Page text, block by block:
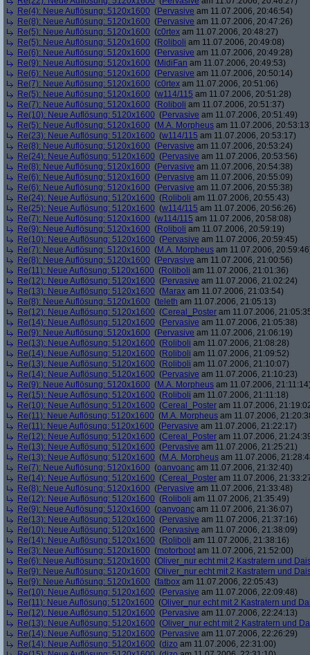
Re(4): Neue Auflösung: 5120x1600 (Pervasive am 11.07.2006, 20:46:54)
Re(8): Neue Auflösung: 5120x1600 (Pervasive am 11.07.2006, 20:47:26)
Re(5): Neue Auflösung: 5120x1600 (c0rtex am 11.07.2006, 20:48:27)
Re(5): Neue Auflösung: 5120x1600 (Roliboli am 11.07.2006, 20:49:08)
Re(6): Neue Auflösung: 5120x1600 (Pervasive am 11.07.2006, 20:49:28)
Re(9): Neue Auflösung: 5120x1600 (MidiFan am 11.07.2006, 20:49:53)
Re(6): Neue Auflösung: 5120x1600 (Pervasive am 11.07.2006, 20:50:14)
Re(7): Neue Auflösung: 5120x1600 (c0rtex am 11.07.2006, 20:51:06)
Re(5): Neue Auflösung: 5120x1600 (w114/115 am 11.07.2006, 20:51:28)
Re(7): Neue Auflösung: 5120x1600 (Roliboli am 11.07.2006, 20:51:37)
Re(10): Neue Auflösung: 5120x1600 (Pervasive am 11.07.2006, 20:51:49)
Re(5): Neue Auflösung: 5120x1600 (M.A. Morpheus am 11.07.2006,
Re(23): Neue Auflösung: 5120x1600 (w114/115 am 11.07.2006, 20:53:17)
Re(8): Neue Auflösung: 5120x1600 (Pervasive am 11.07.2006, 20:53:24)
Re(24): Neue Auflösung: 5120x1600 (Pervasive am 11.07.2006, 20:53:56)
Re(8): Neue Auflösung: 5120x1600 (Pervasive am 11.07.2006, 20:54:38)
Re(6): Neue Auflösung: 5120x1600 (Pervasive am 11.07.2006, 20:55:09)
Re(6): Neue Auflösung: 5120x1600 (Pervasive am 11.07.2006, 20:55:38)
Re(24): Neue Auflösung: 5120x1600 (Roliboli am 11.07.2006, 20:55:43)
Re(25): Neue Auflösung: 5120x1600 (w114/115 am 11.07.2006, 20:56:26)
Re(7): Neue Auflösung: 5120x1600 (w114/115 am 11.07.2006, 20:58:08)
Re(9): Neue Auflösung: 5120x1600 (Roliboli am 11.07.2006, 20:59:19)
Re(10): Neue Auflösung: 5120x1600 (Pervasive am 11.07.2006, 20:59:45)
Re(7): Neue Auflösung: 5120x1600 (M.A. Morpheus am 11.07.2006,
Re(8): Neue Auflösung: 5120x1600 (Pervasive am 11.07.2006, 21:00:56)
Re(11): Neue Auflösung: 5120x1600 (Roliboli am 11.07.2006, 21:01:36)
Re(12): Neue Auflösung: 5120x1600 (Pervasive am 11.07.2006, 21:02:24)
Re(13): Neue Auflösung: 5120x1600 (Marax am 11.07.2006, 21:03:54)
Re(8): Neue Auflösung: 5120x1600 (teleth am 11.07.2006, 21:05:13)
Re(12): Neue Auflösung: 5120x1600 (Cereal_Poster am 11.07.2006,
Re(14): Neue Auflösung: 5120x1600 (Pervasive am 11.07.2006, 21:05:38)
Re(9): Neue Auflösung: 5120x1600 (Pervasive am 11.07.2006, 21:06:19)
Re(13): Neue Auflösung: 5120x1600 (Roliboli am 11.07.2006, 21:08:28)
Re(14): Neue Auflösung: 5120x1600 (Roliboli am 11.07.2006, 21:09:52)
Re(13): Neue Auflösung: 5120x1600 (Roliboli am 11.07.2006, 21:10:07)
Re(14): Neue Auflösung: 5120x1600 (Pervasive am 11.07.2006, 21:10:23)
Re(9): Neue Auflösung: 5120x1600 (M.A. Morpheus am 11.07.2006,
Re(15): Neue Auflösung: 5120x1600 (Roliboli am 11.07.2006, 21:11:18)
Re(10): Neue Auflösung: 5120x1600 (Cereal_Poster am 11.07.2006,
Re(11): Neue Auflösung: 5120x1600 (M.A. Morpheus am 11.07.2006,
Re(11): Neue Auflösung: 5120x1600 (Pervasive am 11.07.2006, 21:22:17)
Re(12): Neue Auflösung: 5120x1600 (Cereal_Poster am 11.07.2006,
Re(13): Neue Auflösung: 5120x1600 (Pervasive am 11.07.2006, 21:25:21)
Re(13): Neue Auflösung: 5120x1600 (M.A. Morpheus am 11.07.2006,
Re(7): Neue Auflösung: 5120x1600 (oanvoanc am 11.07.2006, 21:32:40)
Re(14): Neue Auflösung: 5120x1600 (Cereal_Poster am 11.07.2006,
Re(8): Neue Auflösung: 5120x1600 (Pervasive am 11.07.2006, 21:33:48)
Re(12): Neue Auflösung: 5120x1600 (Roliboli am 11.07.2006, 21:35:49)
Re(9): Neue Auflösung: 5120x1600 (oanvoanc am 11.07.2006, 21:36:07)
Re(13): Neue Auflösung: 5120x1600 (Pervasive am 11.07.2006, 21:37:16)
Re(10): Neue Auflösung: 5120x1600 (Pervasive am 11.07.2006, 21:38:09)
Re(14): Neue Auflösung: 5120x1600 (Roliboli am 11.07.2006, 21:38:16)
Re(3): Neue Auflösung: 5120x1600 (motorboot am 11.07.2006, 21:52:00)
Re(6): Neue Auflösung: 5120x1600 (Oliver_nur echt mit 2 Kastratern und
Re(9): Neue Auflösung: 5120x1600 (Oliver_nur echt mit 2 Kastratern und
Re(9): Neue Auflösung: 5120x1600 (fatbox am 11.07.2006, 22:05:43)
Re(10): Neue Auflösung: 5120x1600 (Pervasive am 11.07.2006, 22:09:48)
Re(11): Neue Auflösung: 5120x1600 (Oliver_nur echt mit 2 Kastratern und
Re(12): Neue Auflösung: 5120x1600 (Pervasive am 11.07.2006, 22:24:13)
Re(13): Neue Auflösung: 5120x1600 (Oliver_nur echt mit 2 Kastratern und
Re(14): Neue Auflösung: 5120x1600 (Pervasive am 11.07.2006, 22:26:29)
Re(14): Neue Auflösung: 5120x1600 (dizo am 11.07.2006, 22:31:00)